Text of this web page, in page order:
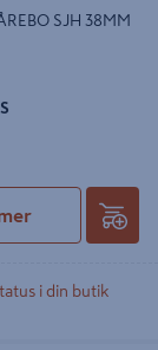
SJH 38MM
i din butik